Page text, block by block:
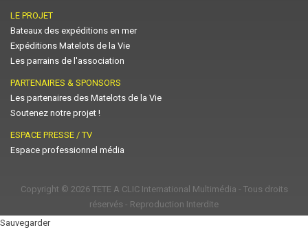
LE PROJET
Bateaux des expéditions en mer
Expéditions Matelots de la Vie
Les parrains de l'association
PARTENAIRES & SPONSORS
Les partenaires des Matelots de la Vie
Soutenez notre projet !
ESPACE PRESSE / TV
Espace professionnel média
Copyright © 2026 TETE A CLIC International Multimédia - Tous droits
réservés - Reproduction Interdite
Sauvegarder